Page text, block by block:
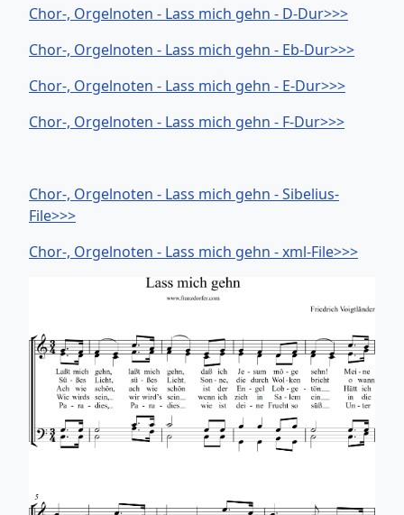
Chor-, Orgelnoten - Lass mich gehn - D-Dur>>>
Chor-, Orgelnoten - Lass mich gehn - Eb-Dur>>>
Chor-, Orgelnoten - Lass mich gehn - E-Dur>>>
Chor-, Orgelnoten - Lass mich gehn - F-Dur>>>
Chor-, Orgelnoten - Lass mich gehn - Sibelius-
File>>>
Chor-, Orgelnoten - Lass mich gehn - xml-File>>>